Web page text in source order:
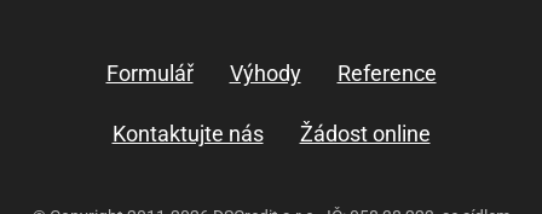
Formulář Výhody Reference
Kontaktujte nás Žádost online